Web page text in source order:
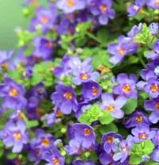
Выберите город
Обратный звонокЗаказать
Каталог
Семена
Грунты